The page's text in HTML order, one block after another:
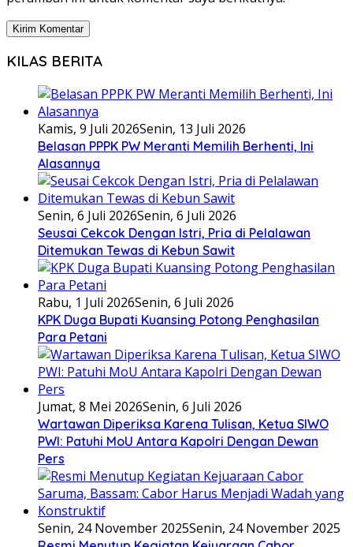
KILAS BERITA
Kamis, 9 Juli 2026Senin, 13 Juli 2026
Belasan PPPK PW Meranti Memilih Berhenti, Ini
Alasannya
Senin, 6 Juli 2026Senin, 6 Juli 2026
Seusai Cekcok Dengan Istri, Pria di Pelalawan
Ditemukan Tewas di Kebun Sawit
Rabu, 1 Juli 2026Senin, 6 Juli 2026
KPK Duga Bupati Kuansing Potong Penghasilan
Para Petani
Jumat, 8 Mei 2026Senin, 6 Juli 2026
Wartawan Diperiksa Karena Tulisan, Ketua SIWO
PWI: Patuhi MoU Antara Kapolri Dengan Dewan
Pers
Senin, 24 November 2025Senin, 24 November 2025